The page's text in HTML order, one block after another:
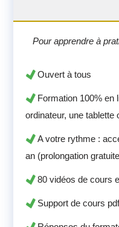
Pour apprendre à
Ouvert à tous
Formation 100% en
ordinateur, une tablette
A votre rythme :
an (prolongation
80 vidéos de cours
Support de cours